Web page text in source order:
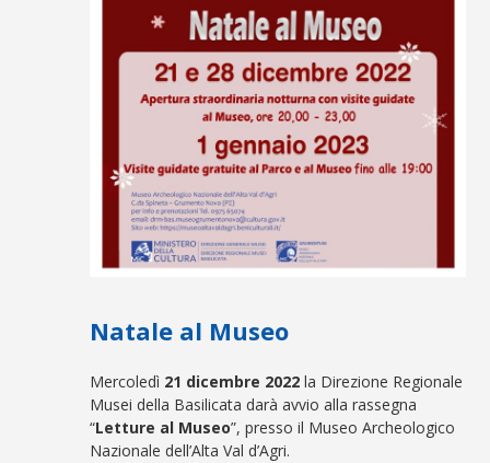
Natale al Museo
Mercoledì 21 dicembre 2022 la Direzione Regionale
Musei della Basilicata darà avvio alla rassegna
“Letture al Museo”, presso il Museo Archeologico
Nazionale dell’Alta Val d’Agri.